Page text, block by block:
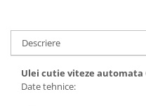
Filtre epurator
Sistem franare
Placute frana
Discuri frana
Descriere
Ulei cutie viteze automata
Date tehnice: